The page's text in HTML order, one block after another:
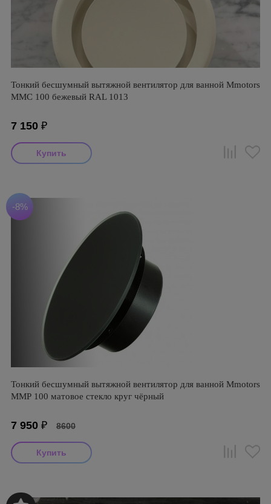
Тонкий бесшумный вытяжной вентилятор для ванной Mmotors
ММC 100 бежевый RAL 1013
7 150 ₽
-8%
Тонкий бесшумный вытяжной вентилятор для ванной Mmotors
ММР 100 матовое стекло круг чёрный
7 950 ₽ 8600